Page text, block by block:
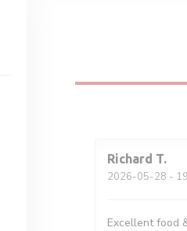
Richard T
2026-05-28 -
Excellent food